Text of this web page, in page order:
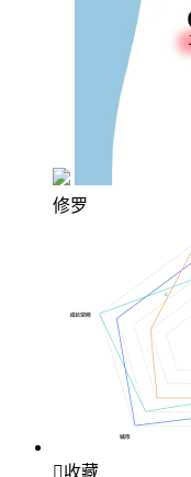
修罗
收藏